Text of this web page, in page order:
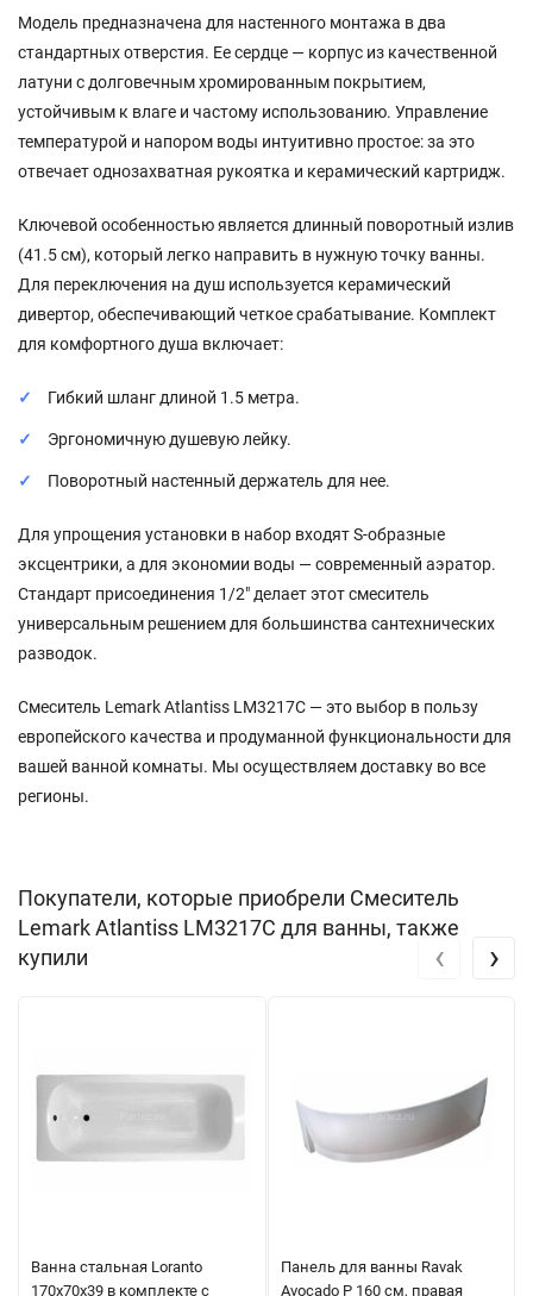
Модель предназначена для настенного монтажа в два
стандартных отверстия. Ее сердце — корпус из качественной
латуни с долговечным хромированным покрытием,
устойчивым к влаге и частому использованию. Управление
температурой и напором воды интуитивно простое: за это
отвечает однозахватная рукоятка и керамический картридж.
Ключевой особенностью является длинный поворотный излив
(41.5 см), который легко направить в нужную точку ванны.
Для переключения на душ используется керамический
дивертор, обеспечивающий четкое срабатывание. Комплект
для комфортного душа включает:
Гибкий шланг длиной 1.5 метра.
Эргономичную душевую лейку.
Поворотный настенный держатель для нее.
Для упрощения установки в набор входят S-образные
эксцентрики, а для экономии воды — современный аэратор.
Стандарт присоединения 1/2" делает этот смеситель
универсальным решением для большинства сантехнических
разводок.
Смеситель Lemark Atlantiss LM3217C — это выбор в пользу
европейского качества и продуманной функциональности для
вашей ванной комнаты. Мы осуществляем доставку во все
регионы.
Покупатели, которые приобрели Смеситель
Lemark Atlantiss LM3217C для ванны, также
купили
Ванна стальная Loranto
170х70х39 в комплекте с
Панель для ванны Ravak
Avocado P 160 см, правая
‹ ›